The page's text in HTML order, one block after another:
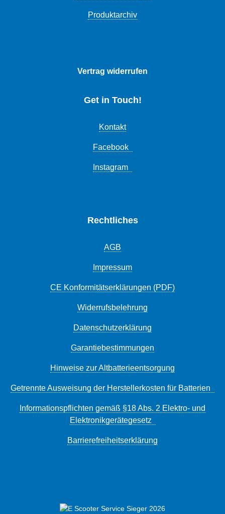
Produktarchiv
Vertrag widerrufen
Get in Touch!
Kontakt
Facebook
Instagram
Rechtliches
AGB
Impressum
CE Konformitätserklärungen (PDF)
Widerrufsbelehrung
Datenschutzerklärung
Garantiebestimmungen
Hinweise zur Altbatterieentsorgung
Getrennte Ausweisung der Herstellerkosten für Batterien
Informationspflichten gemäß §18 Abs. 2 Elektro- und
Elektronikgerätegesetz
Barrierefreiheitserklärung